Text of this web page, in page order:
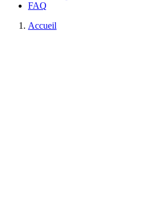
FAQ
Accueil